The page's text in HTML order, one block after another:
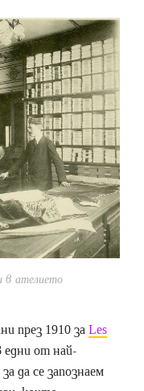
ателието
през 1910 заLes
едни от най-
да се запознаем